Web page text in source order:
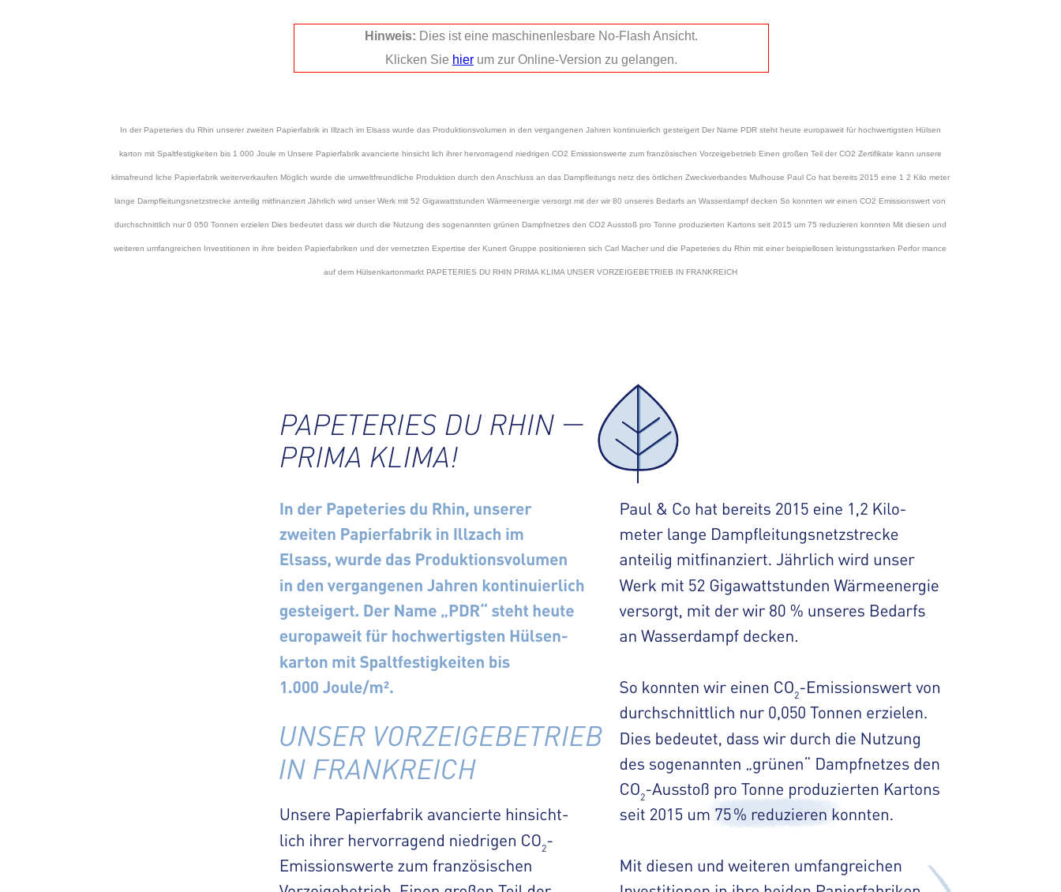
In der Papeteries du Rhin unserer zweiten Papierfabrik in Illzach im Elsass wurde das Produktionsvolumen in den vergangenen Jahren kontinuierlich gesteigert Der Name PDR steht heute europaweit für hochwertigsten Hülsen
karton mit Spaltfestigkeiten bis 1 000 Joule m Unsere Papierfabrik avancierte hinsicht lich ihrer hervorragend niedrigen CO2 Emissionswerte zum französischen Vorzeigebetrieb Einen großen Teil der CO2 Zertifikate kann unsere
klimafreund liche Papierfabrik weiterverkaufen Möglich wurde die umweltfreundliche Produktion durch den Anschluss an das Dampfleitungs netz des örtlichen Zweckverbandes Mulhouse Paul Co hat bereits 2015 eine 1 2 Kilo meter
lange Dampfleitungsnetzstrecke anteilig mitfinanziert Jährlich wird unser Werk mit 52 Gigawattstunden Wärmeenergie versorgt mit der wir 80 unseres Bedarfs an Wasserdampf decken So konnten wir einen CO2 Emissionswert von
durchschnittlich nur 0 050 Tonnen erzielen Dies bedeutet dass wir durch die Nutzung des sogenannten grünen Dampfnetzes den CO2 Ausstoß pro Tonne produzierten Kartons seit 2015 um 75 reduzieren konnten Mit diesen und
weiteren umfangreichen Investitionen in ihre beiden Papierfabriken und der vernetzten Expertise der Kunert Gruppe positionieren sich Carl Macher und die Papeteries du Rhin mit einer beispiellosen leistungsstarken Perfor mance
auf dem Hülsenkartonmarkt PAPETERIES DU RHIN PRIMA KLIMA UNSER VORZEIGEBETRIEB IN FRANKREICH
Hinweis: Dies ist eine maschinenlesbare No-Flash Ansicht.
Klicken Sie hier um zur Online-Version zu gelangen.